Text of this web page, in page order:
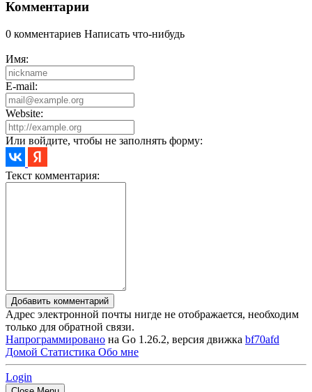
Комментарии
0 комментариев Написать что-нибудь
Имя:
E-mail:
Website:
Или войдите, чтобы не заполнять форму:
Текст комментария:
Добавить комментарий
Адрес электронной почты нигде не отображается, необходим
только для обратной связи.
Напрограммировано на Go 1.26.2, версия движка bf70afd
Домой Статистика Обо мне
Login